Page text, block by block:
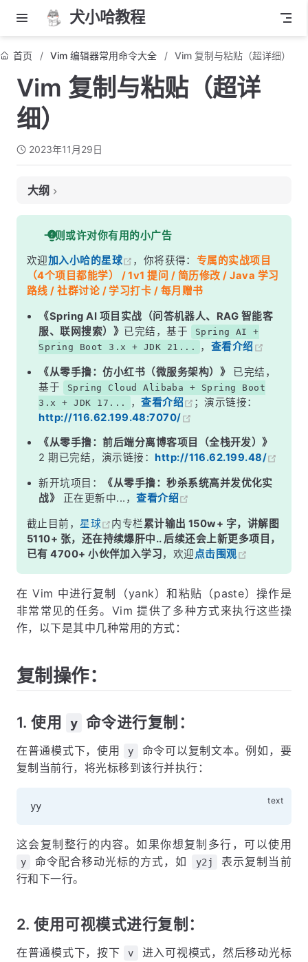
犬小哈教程
首页 Vim 编辑器常用命令大全 Vim 复制与粘贴（超详细）
Vim 复制与粘贴（超详
细）
2023年11月29日
大纲
复制操作：
1. 使用 y 命令进行复制：
2. 使用可视模式进行复制：
粘贴操作：
1. 使用 p 命令进行粘贴：
2. 使用 P 命令进行粘贴：
一则或许对你有用的小广告
欢迎加入小哈的星球 ，你将获得： 专属的实战项目
（4个项目都能学） / 1v1 提问 / 简历修改 / Java 学习
路线 / 社群讨论 / 学习打卡 / 每月赠书
《Spring AI 项目实战（问答机器人、RAG 智能客
服、联网搜索）》 已完结，基于
Spring AI +
Spring Boot 3.x + JDK 21...
， 查看介绍
《从零手撸：仿小红书（微服务架构）》
已完结，
基于
Spring Cloud Alibaba + Spring Boot
3.x + JDK 17...
，查看介绍
；演示链接：
http://116.62.199.48:7070/
《从零手撸：前后端分离博客项目（全栈开发）》
2 期已完结，演示链接： http://116.62.199.48/
新开坑项目：
《从零手撸：秒杀系统高并发优化实
战》
正在更新中...，查看介绍
截止目前， 星球 内专栏累计输出 150w+ 字，讲解图
5110+ 张，还在持续爆肝中.. 后续还会上新更多项目，
已有 4700+ 小伙伴加入学习，欢迎点击围观
在 Vim 中进行复制（yank）和粘贴（paste）操作是
非常常见的任务。Vim 提供了多种方式来执行这些操
作，以下是其中几种常用的方式：
复制操作：
1. 使用 y 命令进行复制：
在普通模式下，使用 y
命令可以复制文本。例如，要
复制当前行，将光标移到该行并执行：
这会复制整行的内容。如果你想复制多行，可以使用
y 命令配合移动光标的方式，如 y2j
表示复制当前
行和下一行。
2. 使用可视模式进行复制：
在普通模式下，按下 v
进入可视模式，然后移动光标